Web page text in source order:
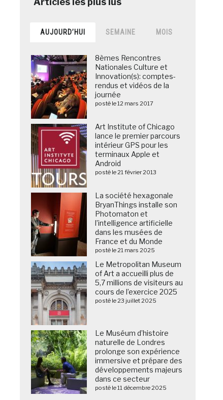
AUJOURD’HUI SEMAINE MOIS
8èmes Rencontres
Nationales Culture et
Innovation(s): comptes-
rendus et vidéos de la
journée
posté le 12 mars 2017
Art Institute of Chicago
lance le premier parcours
intérieur GPS pour les
terminaux Apple et
Android
posté le 21 février 2013
La société hexagonale
BryanThings installe son
Photomaton et
l’intelligence artificielle
dans les musées de
France et du Monde
posté le 21 mars 2025
Le Metropolitan Museum
of Art a accueilli plus de
5,7 millions de visiteurs au
cours de l’exercice 2025
posté le 23 juillet 2025
Le Muséum d’histoire
naturelle de Londres
prolonge son expérience
immersive et prépare des
développements majeurs
dans ce secteur
posté le 11 décembre 2025